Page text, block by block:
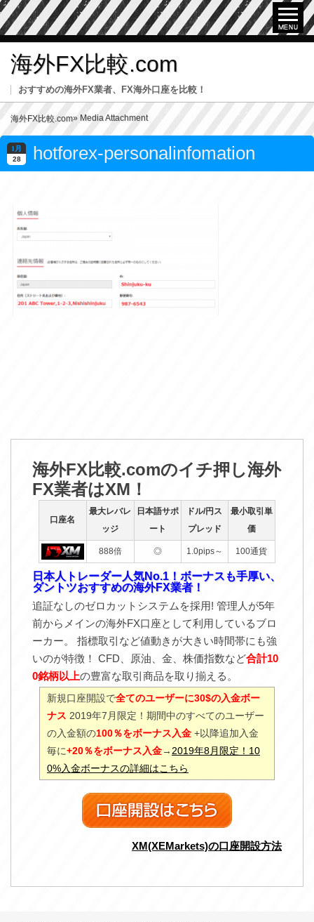
海外FX比較.com
おすすめの海外FX業者、FX海外口座を比較！
海外FX比較.com» Media Attachment
1月
28 hotforex-personalinfomation
海外FX比較.comのイチ押し海外
FX業者はXM！
口座名
最大レバレ
ッジ
日本語サポ
ート
ドル/円ス
プレッド
最小取引単
価
888倍 ◎ 1.0pips～ 100通貨
日本人トレーダー人気No.1！ボーナスも手厚い、
ダントツおすすめの海外FX業者！
追証なしのゼロカットシステムを採用! 管理人が5年
前からメインの海外FX口座として利用しているブロ
ーカー。 指標取引など値動きが大きい時間帯にも強
いのが特徴！ CFD、原油、金、株価指数など合計10
0銘柄以上の豊富な取引商品を取り揃える。
新規口座開設で全てのユーザーに30$の入金ボー
ナス 2019年7月限定！期間中のすべてのユーザー
の入金額の100％をボーナス入金 +以降追加入金
毎に+20％をボーナス入金→ 2019年8月限定！10
0%入金ボーナスの詳細はこちら
XM(XEMarkets)の口座開設方法